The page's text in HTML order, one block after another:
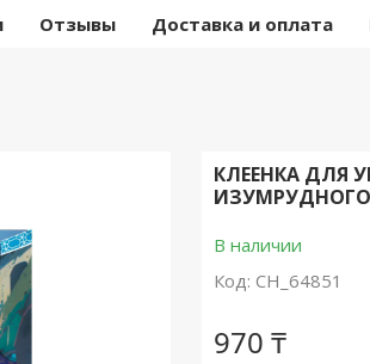
Отзывы Доставка и оплата
КЛЕЕНКА ДЛЯ
ИЗУМРУДНОГО
В наличии
Код: CH_64851
970 ₸